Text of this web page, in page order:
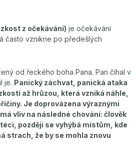
z očekávání) je očekávání
často vznikne po předešlých
od řeckého boha Pana. Pan číhal v
je. Panický záchvat, panická ataka
až hrůzou, která vzniká náhle,
Je doprovázena výraznými
vliv na následné chování: člověk
později se vyhýbá místům, kde
strach, že by se mohla znovu